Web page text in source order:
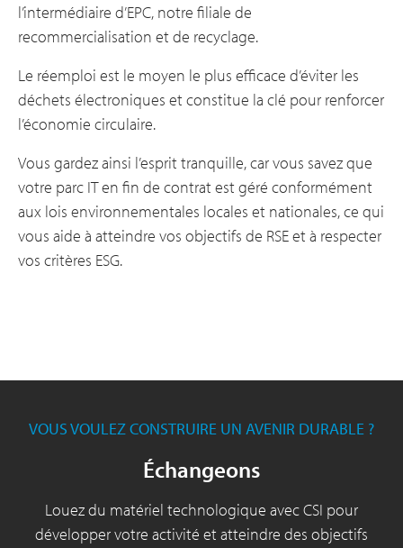
l’intermédiaire d’EPC, notre filiale de
recommercialisation et de recyclage.
Le réemploi est le moyen le plus efficace d’éviter les
déchets électroniques et constitue la clé pour renforcer
l’économie circulaire.
Vous gardez ainsi l’esprit tranquille, car vous savez que
votre parc IT en fin de contrat est géré conformément
aux lois environnementales locales et nationales, ce qui
vous aide à atteindre vos objectifs de RSE et à respecter
vos critères ESG.
VOUS VOULEZ CONSTRUIRE UN AVENIR DURABLE ?
Échangeons
Louez du matériel technologique avec CSI pour
développer votre activité et atteindre des objectifs